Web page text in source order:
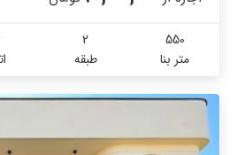
550
متر بنا
2
طبقه